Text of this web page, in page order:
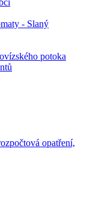
- Slaný
potoka
opatření,